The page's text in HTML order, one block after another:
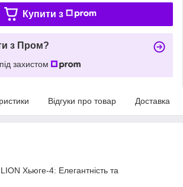
Купити з
з Пром?
захистом
Відгуки про товар Доставка
Хьюге-4: Елегантність та